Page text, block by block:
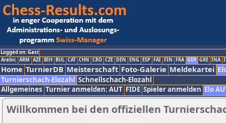
Logged on: Gast
Arabic ARM AZE BIH BUL CAT CHN CRO CZE DEN ENG ESP FAI FIN FRA GER GRE INA
Home TurnierDB Meisterschaft Foto-Galerie Meldekartei
Turnierschach-Elozahl Schnellschach-Elozahl
Allgemeines Turnier anmelden: AUT FIDE Spieler anmelden Elo
Willkommen bei den offiziellen